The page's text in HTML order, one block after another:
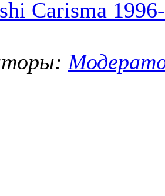
Carisma